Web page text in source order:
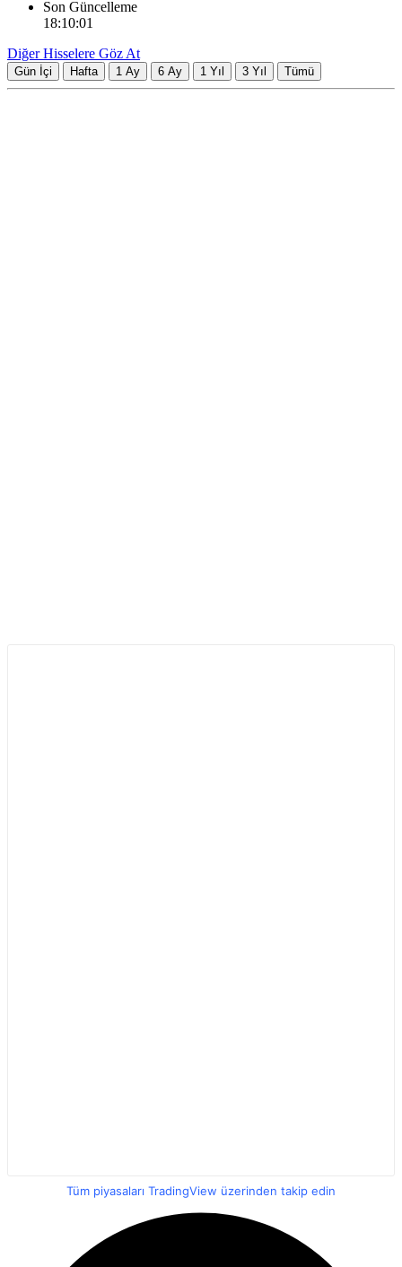
Son Güncelleme
18:10:01
Diğer Hisselere Göz At
Gün İçi Hafta 1 Ay 6 Ay 1 Yıl 3 Yıl Tümü
Tüm piyasaları TradingView üzerinden takip edin